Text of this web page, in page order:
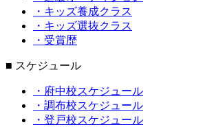
・キッズ養成クラス
・キッズ選抜クラス
・受賞歴
■ スケジュール
・府中校スケジュール
・調布校スケジュール
・登戸校スケジュール